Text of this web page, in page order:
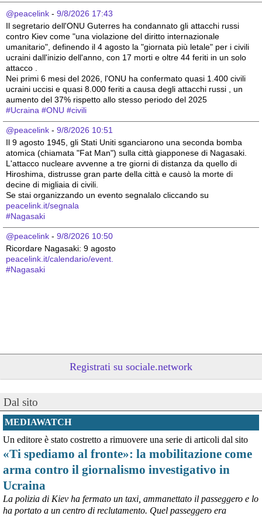
@peacelink - 9/8/2026 17:43
Il segretario dell'ONU Guterres ha condannato gli attacchi russi
contro Kiev come "una violazione del diritto internazionale
umanitario", definendo il 4 agosto la "giornata più letale" per i civili
ucraini dall'inizio dell'anno, con 17 morti e oltre 44 feriti in un solo
attacco .
Nei primi 6 mesi del 2026, l'ONU ha confermato quasi 1.400 civili
ucraini uccisi e quasi 8.000 feriti a causa degli attacchi russi , un
aumento del 37% rispetto allo stesso periodo del 2025
#Ucraina #ONU #civili
@peacelink - 9/8/2026 10:51
Il 9 agosto 1945, gli Stati Uniti sganciarono una seconda bomba
atomica (chiamata "Fat Man") sulla città giapponese di Nagasaki.
L'attacco nucleare avvenne a tre giorni di distanza da quello di
Hiroshima, distrusse gran parte della città e causò la morte di
decine di migliaia di civili.
peacelink.it/segnala
#Nagasaki
@peacelink - 9/8/2026 10:50
Ricordare Nagasaki: 9 agosto
peacelink.it/calendario/event.
#Nagasaki
@peacelink - 9/8/2026 10:48
Oggi, 9 agosto, si celebra la Giornata internazionale dei popoli
indigeni, istituita dall'ONU nel 1994 per valorizzare il contributo
unico che essi danno alla diversità umana e promuovere la
protezione dei loro diritti umani e territoriali.
Dare visibilità ai gravi problemi che gli oltre 476 milioni di indigeni
devono affrontare a causa delle azioni predatorie altrui è
necessario per il loro futuro.
Survival International info@survival.it
dirittiglobali dirittiumani
Registrati su sociale.network
Dal sito
MEDIAWATCH
Un editore è stato costretto a rimuovere una serie di articoli dal sito
«Ti spediamo al fronte»: la mobilitazione come
arma contro il giornalismo investigativo in
Ucraina
La polizia di Kiev ha fermato un taxi, ammanettato il passeggero e lo
ha portato a un centro di reclutamento. Quel passeggero era